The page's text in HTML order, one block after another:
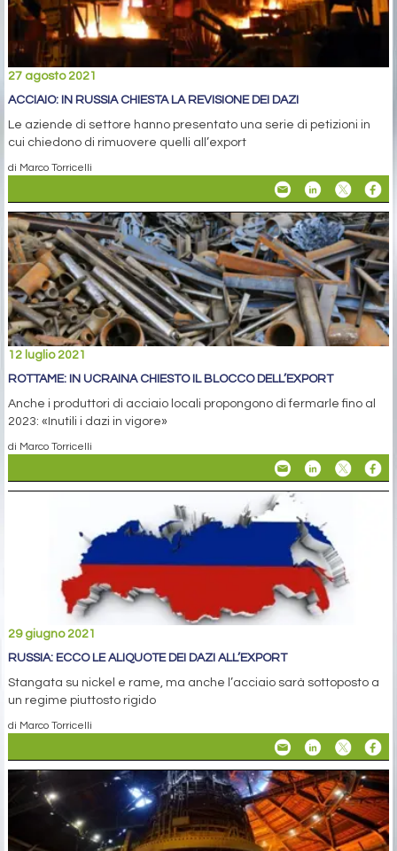
27 agosto 2021
ACCIAIO: IN RUSSIA CHIESTA LA REVISIONE DEI DAZI
Le aziende di settore hanno presentato una serie di petizioni in
cui chiedono di rimuovere quelli all’export
di Marco Torricelli
12 luglio 2021
ROTTAME: IN UCRAINA CHIESTO IL BLOCCO DELL’EXPORT
Anche i produttori di acciaio locali propongono di fermarle fino al
2023: «Inutili i dazi in vigore»
di Marco Torricelli
29 giugno 2021
RUSSIA: ECCO LE ALIQUOTE DEI DAZI ALL’EXPORT
Stangata su nickel e rame, ma anche l’acciaio sarà sottoposto a
un regime piuttosto rigido
di Marco Torricelli